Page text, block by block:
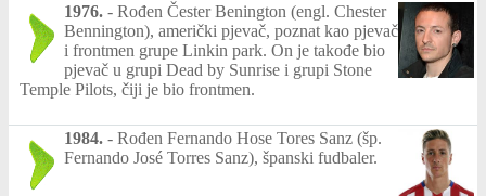
1976. - Rođen Čester Benington (engl. Chester
Bennington), američki pjevač, poznat kao pjevač
i frontmen grupe Linkin park. On je takođe bio
pjevač u grupi Dead by Sunrise i grupi Stone
Temple Pilots, čiji je bio frontmen.
1984. - Rođen Fernando Hose Tores Sanz (šp.
Fernando José Torres Sanz), španski fudbaler.